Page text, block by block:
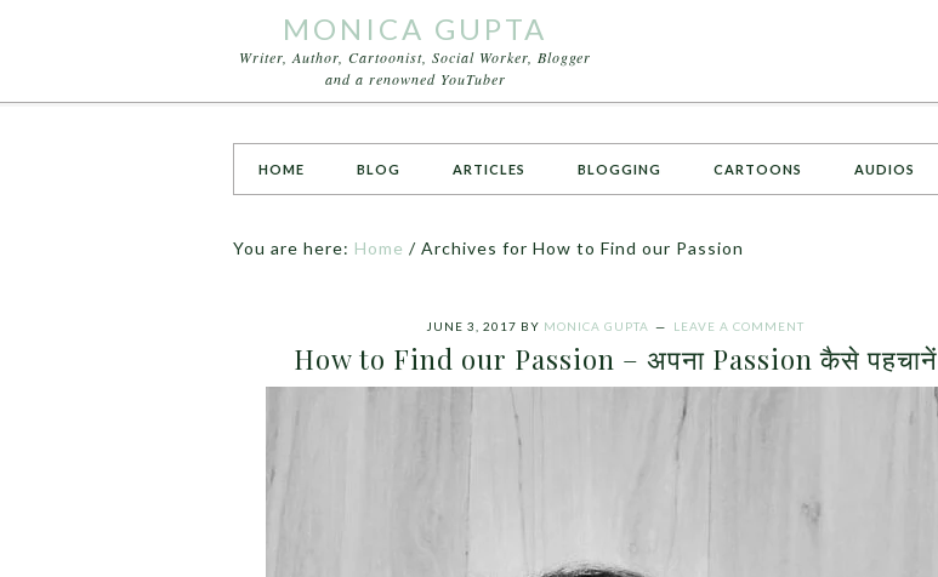
MONICA GUPTA
Writer, Author, Cartoonist, Social Worker, Blogger
and a renowned YouTuber
HOME BLOG ARTICLES BLOGGING CARTOONS AUDIOS
You are here: Home / Archives for How to Find our Passion
JUNE 3, 2017 BY MONICA GUPTA LEAVE A COMMENT
How to Find our Passion – अपना Passion कैसे पहचानें